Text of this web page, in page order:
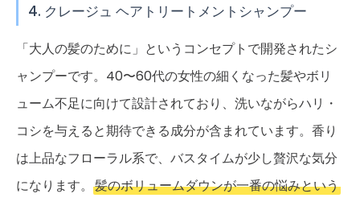
4. クレージュ ヘアトリートメントシャンプー
「大人の髪のために」というコンセプトで開発されたシ
ャンプーです。40〜60代の女性の細くなった髪やボリ
ューム不足に向けて設計されており、洗いながらハリ・
コシを与えると期待できる成分が含まれています。香り
は上品なフローラル系で、バスタイムが少し贅沢な気分
になります。 髪のボリュームダウンが一番の悩みという